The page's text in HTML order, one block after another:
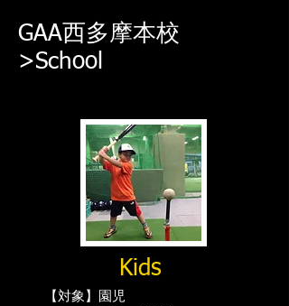
GAA西多摩本校
>School
Kids
【対象】園児